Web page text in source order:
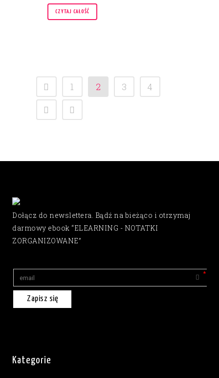
CZYTAJ CAŁOŚĆ
1 2 3 4
Dołącz do newslettera. Bądź na bieżąco i otrzymaj
darmowy ebook “ELEARNING - NOTATKI
ZORGANIZOWANE”
Zapisz się
Kategorie